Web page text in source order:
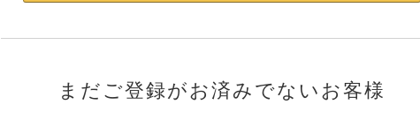
まだご登録がお済みでないお客様